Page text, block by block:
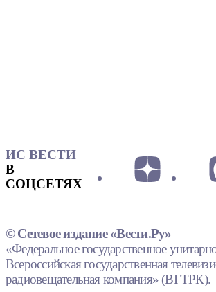
ИС ВЕСТИ
В
СОЦСЕТЯХ
© Сетевое издание «Вести.Ру»
«Федеральное государственное
Всероссийская государственная
радиовещательная компания» (ВГТРК).